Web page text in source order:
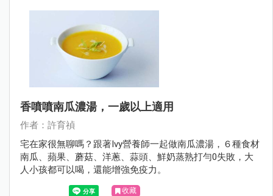
香噴噴南瓜濃湯，一歲以上適用
作者：許育禎
宅在家很無聊嗎？跟著Ivy營養師一起做南瓜濃湯，６種食材
南瓜、蘋果、蘑菇、洋蔥、蒜頭、鮮奶蒸熟打勻0失敗，大
人小孩都可以喝，還能增強免疫力。
收藏